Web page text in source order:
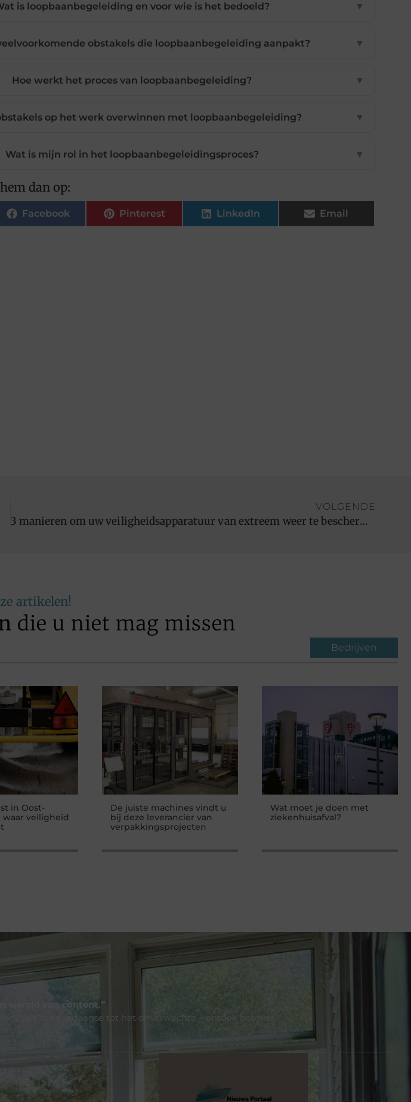
is loopbaanbegeleiding en voor wie is het bedoeld? ▼
obstakels die loopbaanbegeleiding aanpakt? ▼
Hoe werkt het proces van loopbaanbegeleiding? ▼
op het werk overwinnen met loopbaanbegeleiding? ▼
Wat is mijn rol in het loopbaanbegeleidingsproces? ▼
dan op:
Facebook Pinterest LinkedIn Email
VOLGENDE
3 manieren om uw veiligheidsapparatuur van extreem weer te beschermen
artikelen!
die u niet mag missen
Bedrijven
in Oost-
waar veiligheid
De juiste machines vindt u
bij deze leverancier van
verpakkingsprojecten
Wat moet je doen met
ziekenhuisafval?
wereld van content.”
Van het alledaagse tot het onverwachte – ontdek het hier.